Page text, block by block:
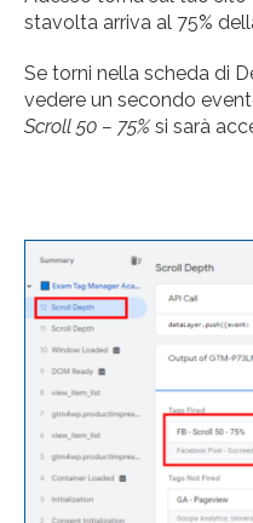
stavolta arriva al 75%
Se torni nella scheda di
vedere un secondo
Scroll 50 – 75% si sarà